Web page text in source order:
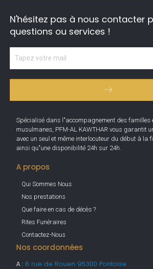
N'hésitez pas à nous contacter
questions ou services !
Spécialisé dans l"accompagnement des familles
musulmanes, PFM-AL KAWTHAR vous garantit
avec un seul et même interlocuteur du début à la
ainsi qu"une disponibilité 24h sur 24h.
A propos
Qui Sommes Nous
Nos prestations
Que faire en cas de décès ?
Rites Funéraires
Contactez-Nous
Nos coordonnées
A : 8 rue de Rouen 95300 Pontoise